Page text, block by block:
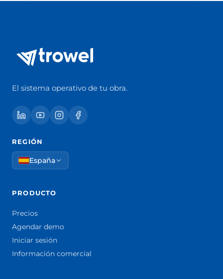
El sistema operativo de tu obra.
REGIÓN
España
PRODUCTO
Precios
Agendar demo
Iniciar sesión
Información comercial